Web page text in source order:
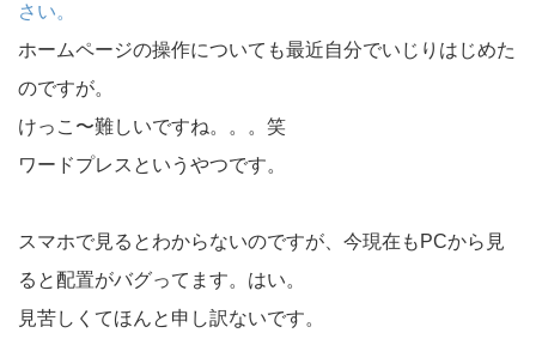
さい。
ホームページの操作についても最近自分でいじりはじめた
のですが。
けっこ〜難しいですね。。。笑
ワードプレスというやつです。
スマホで見るとわからないのですが、今現在もPCから見
ると配置がバグってます。はい。
見苦しくてほんと申し訳ないです。